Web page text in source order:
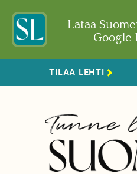
Lataa
Google
TILAA LEHTI